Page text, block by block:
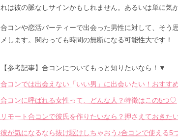
れは彼の脈なしサインかもしれません。あるいは単に気
合コンや恋活パーティーで出会った男性に対して、そう
メします。関わっても時間の無断になる可能性大です！
【参考記事】合コンについてもっと知りたいなら！▼
合コンでは出会えない「いい男」に出会いたい！おすす
合コンに呼ばれる女性って、どんな人？特徴はこの5つ♡
リモート合コンで彼氏を作りたいなら？押さえておきた
彼が気になるなら抜け駆けしちゃおう♪合コンで使える5